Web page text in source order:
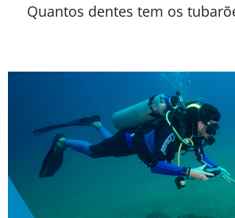
Quantos dentes tem os